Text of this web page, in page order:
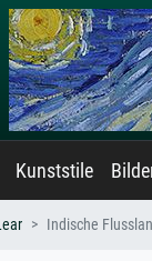
Kunststile
Indische